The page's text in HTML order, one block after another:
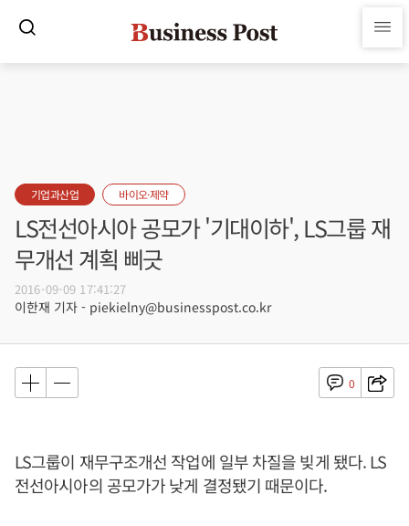
기업과산업 바이오·제약
LS전선아시아 공모가 '기대이하', LS그룹 재
무개선 계획 삐긋
2016-09-09 17:41:27
이한재 기자 - piekielny@businesspost.co.kr
0
LS그룹이 재무구조개선 작업에 일부 차질을 빚게 됐다. LS
전선아시아의 공모가가 낮게 결정됐기 때문이다.